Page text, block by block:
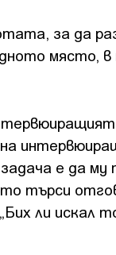
за да
място,
е да
търси
ли искал